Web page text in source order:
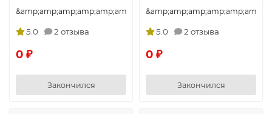
5.0 2 отзыва
0 ₽
Закончился
5.0 2 отзыва
0 ₽
Закончился